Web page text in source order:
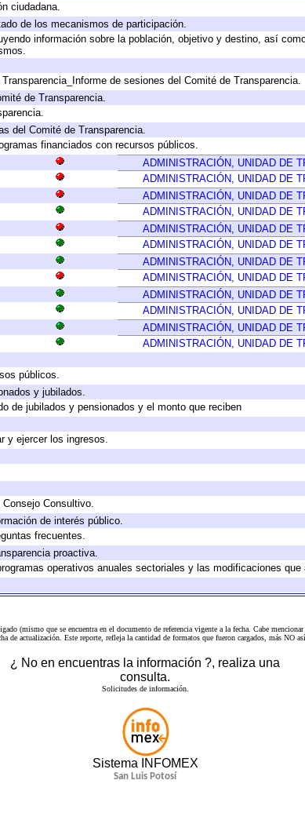
ciudadana.
de los mecanismos de participación.
información sobre la población, objetivo y destino, así
de sesiones del Comité de Transparencia.
de Transparencia.
del Comité de Transparencia.
financiados con recursos públicos.
ADMINISTRACIÓN, UNIDAD DE
ADMINISTRACIÓN, UNIDAD DE
ADMINISTRACIÓN, UNIDAD DE
ADMINISTRACIÓN, UNIDAD DE
ADMINISTRACIÓN, UNIDAD DE
ADMINISTRACIÓN, UNIDAD DE
ADMINISTRACIÓN, UNIDAD DE
ADMINISTRACIÓN, UNIDAD DE
ADMINISTRACIÓN, UNIDAD DE
ADMINISTRACIÓN, UNIDAD DE
ADMINISTRACIÓN, UNIDAD DE
ADMINISTRACIÓN, UNIDAD DE
públicos.
y jubilados.
de jubilados y pensionados y el monto que reciben
y ejercer los ingresos.
Consultivo.
de interés público.
frecuentes.
proactiva.
operativos anuales sectoriales y las modificaciones
(mismo que se encuentra en el documento de referenciavigente a la fecha. Cabe
de actualización. Este reporte, refleja la cantidad de formatos que fueron cargados, más
¿ No en encuentras la información ?, realiza una
consulta.
Solicitudes de información.
Sistema INFOMEX
San Luis Potosí